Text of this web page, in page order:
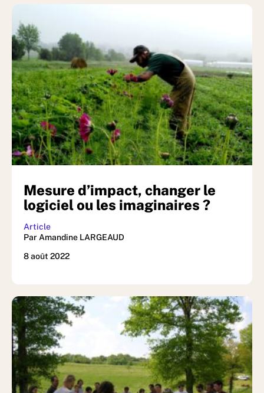
Mesure d’impact, changer le
logiciel ou les imaginaires ?
Article
Par Amandine LARGEAUD
8 août 2022